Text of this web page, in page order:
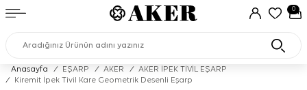
0
Anasayfa / EŞARP / AKER /
AKER İPEK TİVİL EŞARP
/
Kiremit İpek Tivil Kare Geometrik Desenli Eşarp